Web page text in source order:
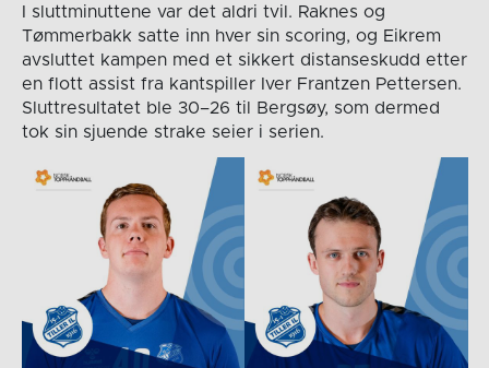
I sluttminuttene var det aldri tvil. Raknes og
Tømmerbakk satte inn hver sin scoring, og Eikrem
avsluttet kampen med et sikkert distanseskudd etter
en flott assist fra kantspiller Iver Frantzen Pettersen.
Sluttresultatet ble 30–26 til Bergsøy, som dermed
tok sin sjuende strake seier i serien.